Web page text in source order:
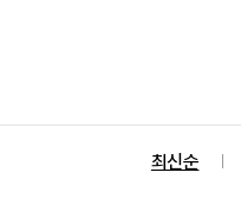
최신순